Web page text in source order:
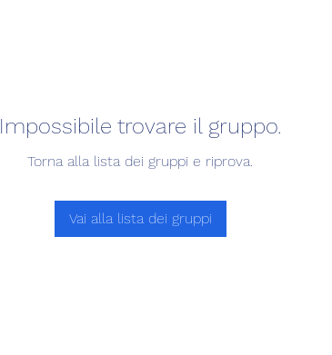
Impossibile trovare il gruppo.
Torna alla lista dei gruppi e riprova.
Vai alla lista dei gruppi